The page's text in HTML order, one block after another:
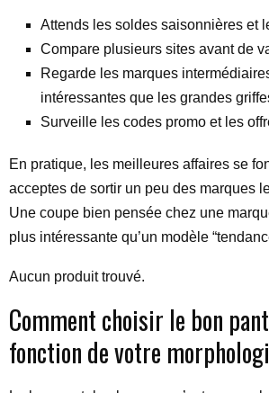
Attends les soldes saisonnières et
Compare plusieurs sites avant de
Regarde les marques
intéressantes que les grandes
Surveille les codes promo et les
En pratique, les meilleures affaires se
acceptes de sortir un peu des marques
Une coupe bien pensée chez une
plus intéressante qu’un modèle
Aucun produit trouvé.
Comment choisir le bon
fonction de votre